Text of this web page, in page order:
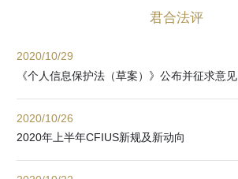
君合法评
2020/10/29
《个人信息保护法（草案）》公布并征求意见
2020/10/26
2020年上半年CFIUS新规及新动向